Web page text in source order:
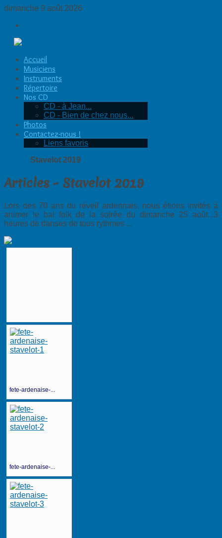
dimanche 9 août 2026
Accueil
Musiciens
Instruments
Répertoire
Nos CD
CD - à Jean...
CD - Bien de chez nous...
Photos
Contactez-nous !
Liens favoris
Stavelot 2019
Articles - Stavelot 2019
Lors des 70 ans du réveil ardennais, nous étions invités à
animer le bal folk de la soirée du dimanche 25 août...3
heures de danses de tous rythmes ...
fete-ardenaise-...
fete-ardenaise-...